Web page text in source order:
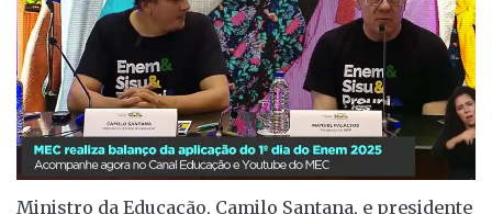
Ministro da Educação, Camilo Santana, e presidente